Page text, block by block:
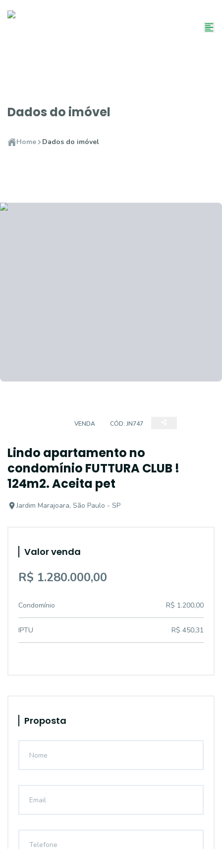
Dados do imóvel
Home Dados do imóvel
VENDA CÓD: JN747
Lindo apartamento no
condomínio FUTTURA CLUB !
124m2. Aceita pet
Jardim Marajoara, São Paulo - SP
Valor venda
R$ 1.280.000,00
Condomínio R$ 1.200,00
IPTU R$ 450,31
Proposta